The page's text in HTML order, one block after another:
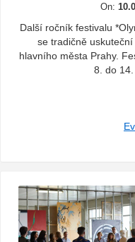
On:
Další ročník festivalu
se tradičně
hlavního města Prahy.
8. do 14.